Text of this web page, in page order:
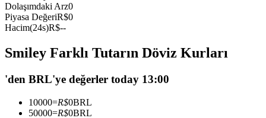
Kopya Ticaret
En iyi traderlarla güçlerinizi birleştirin
Dolaşımdaki Arz0
Piyasa DeğeriR$0
Hacim(24s)R$--
Smiley Farklı Tutarın Döviz Kurları
'den BRL'ye değerler today 13:00
10000=R$0BRL
50000=R$0BRL